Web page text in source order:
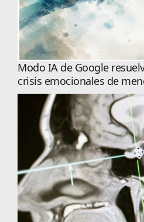
Modo IA de Google
crisis emocionales de